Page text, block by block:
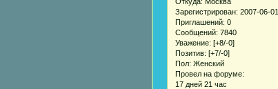
Зарегистрирован: 2007-06-01
Приглашений: 0
Сообщений: 7840
Уважение: [+8/-0]
Позитив: [+7/-0]
Пол: Женский
Провел на форуме:
17 дней 21 час